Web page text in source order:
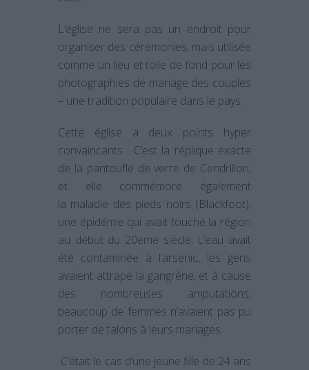
L’église ne sera pas un endroit pour
organiser des cérémonies, mais utilisée
comme un lieu et toile de fond pour les
photographies de mariage des couples
– une tradition populaire dans le pays.
Cette église a deux points hyper
convaincants : C’est la réplique exacte
de la pantoufle de verre de Cendrillon,
et elle commémore également
la maladie des pieds noirs (Blackfoot),
une épidémie qui avait touché la région
au début du 20eme siècle. L’eau avait
été contaminée à l’arsenic, les gens
avaient attrapé la gangrène, et à cause
des nombreuses amputations,
beaucoup de femmes n’avaient pas pu
porter de talons à leurs mariages.
C’était le cas d’une jeune fille de 24 ans